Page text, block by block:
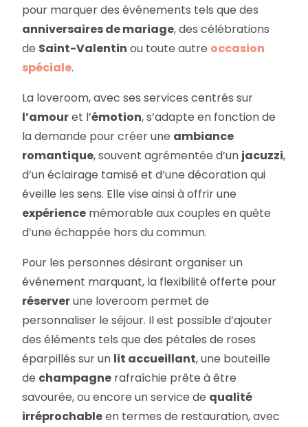
pour marquer des événements tels que des
anniversaires de mariage, des célébrations
de Saint-Valentin ou toute autre occasion
spéciale.
La loveroom, avec ses services centrés sur
l’amouret l’émotion, s’adapte en fonction de
la demande pour créer une ambiance
romantique, souvent agrémentée d’un jacuzzi,
d’un éclairage tamisé et d’une décoration qui
éveille les sens. Elle vise ainsi à offrir une
expérience mémorable aux couples en quête
d’une échappée hors du commun.
Pour les personnes désirant organiser un
événement marquant, la flexibilité offerte pour
réserverune loveroom permet de
personnaliser le séjour. Il est possible d’ajouter
des éléments tels que des pétales de roses
éparpillés sur un lit accueillant, une bouteille
de champagne rafraîchie prête à être
savourée, ou encore un service de qualité
irréprochableen termes de restauration, avec